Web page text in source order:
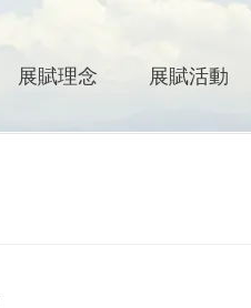
展賦理念 展賦活動